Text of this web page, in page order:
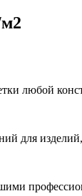
любой
для